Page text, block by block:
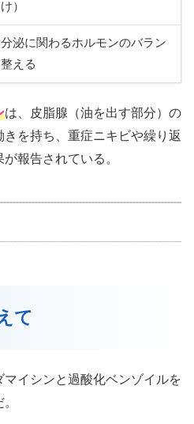
）
泌に関わるホルモンのバラン
える
は、皮脂腺（油を出す部分）の
を持ち、重症ニキビや繰り返
報告されている。
て
イシンと過酸化ベンゾイルを